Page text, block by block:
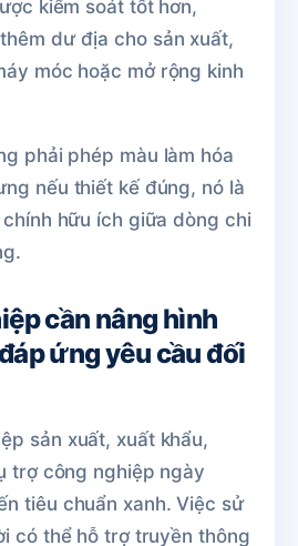
kiểm soát tốt hơn,
dư địa cho sản xuất,
móc hoặc mở rộng kinh
phải phép màu làm hóa
nếu thiết kế đúng, nó là
hữu ích giữa dòng chi
cần nâng hình
ứng yêu cầu đối
sản xuất, xuất khẩu,
trợ công nghiệp ngày
tiêu chuẩn xanh. Việc sử
có thể hỗ trợ truyền thông